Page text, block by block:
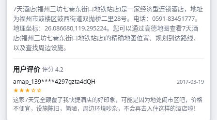
7天酒店(福州三坊七巷东街口地铁站店)是一家经济型连锁酒店，地址
为福州市鼓楼区鼓西街道双抛桥二里28号。电话：0591-83451777。
地理坐标：26.086680,119.295224。您可以通过高德地图查看7天酒
店(福州三坊七巷东街口地铁站店)的精确地图位置、规划到达路线，
以及查找周边设施。
用户评价评分 4.2
amap_139****4297gzta4dQH
2017-03-19
★★★☆☆
这家7天完全颠覆了我快捷酒店的好印象，可能是因为地处闹市区吧，价格
不便宜，设施陈旧，简陋，周边环境吵杂，不会再去入住这样的酒店啦！